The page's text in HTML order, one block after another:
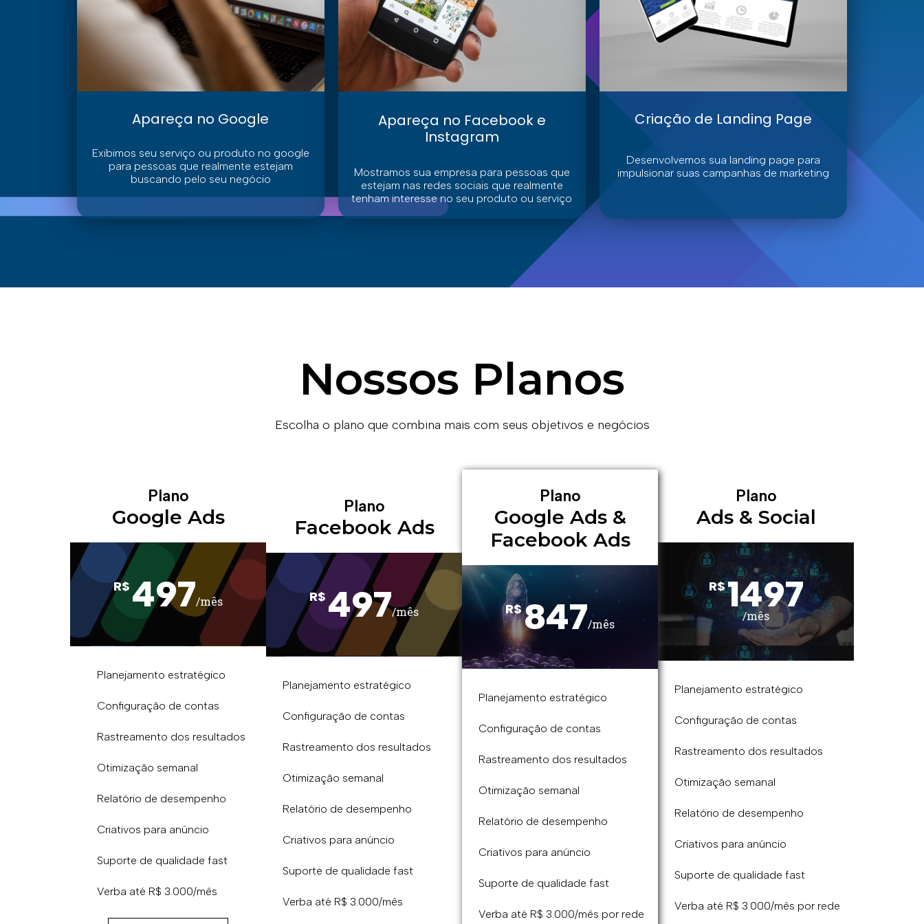
Apareça no Google
Exibimos seu serviço ou produto no google
para pessoas que realmente estejam
buscando pelo seu negócio
Apareça no Facebook e
Instagram
Mostramos sua empresa para pessoas que
estejam nas redes sociais que realmente
tenham interesse no seu produto ou serviço
Criação de Landing Page
Desenvolvemos sua landing page para
impulsionar suas campanhas de marketing
Nossos Planos
Escolha o plano que combina mais com seus objetivos e negócios
Plano
Google Ads
R$ 497/mês
Planejamento estratégico
Configuração de contas
Rastreamento dos resultados
Otimização semanal
Relatório de desempenho
Criativos para anúncio​
Suporte de qualidade fast
Verba até R$ 3.000/mês
Plano
Facebook Ads
R$ 497/mês
Planejamento estratégico
Configuração de contas
Rastreamento dos resultados
Otimização semanal
Relatório de desempenho
Criativos para anúncio​
Suporte de qualidade fast
Verba até R$ 3.000/mês
Plano
Google Ads &
Facebook Ads
R$847/mês
Planejamento estratégico
Configuração de contas
Rastreamento dos resultados
Otimização semanal
Relatório de desempenho
Criativos para anúncio​
Suporte de qualidade fast
Verba até R$ 3.000/mês por rede
Plano
Ads & Social
R$1497
/mês
Planejamento estratégico
Configuração de contas
Rastreamento dos resultados
Otimização semanal
Relatório de desempenho
Criativos para anúncio​
Suporte de qualidade fast
Verba até R$ 3.000/mês por rede